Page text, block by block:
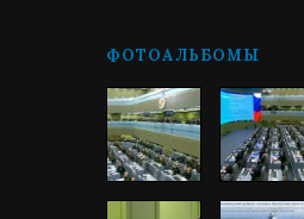
ФОТОАЛЬБОМЫ